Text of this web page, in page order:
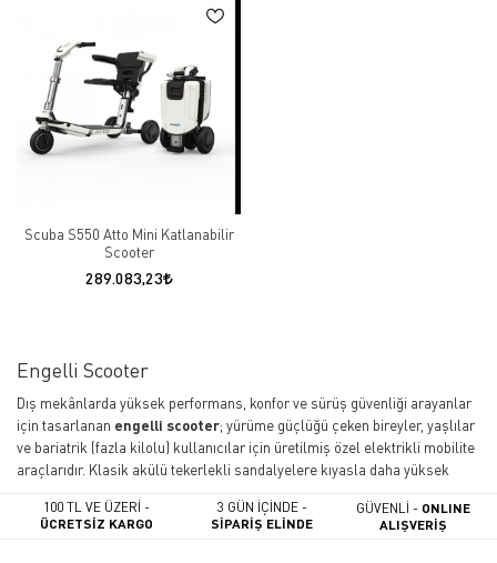
Scuba S550 Atto Mini Katlanabilir
Scooter
289.083,23
Engelli Scooter
Dış mekânlarda yüksek performans, konfor ve sürüş güvenliği arayanlar
için tasarlanan engelli scooter; yürüme güçlüğü çeken bireyler, yaşlılar
ve bariatrik (fazla kilolu) kullanıcılar için üretilmiş özel elektrikli mobilite
araçlarıdır. Klasik akülü tekerlekli sandalyelere kıyasla daha yüksek
sarsıntılarını emen gelişmiş süspansiyon sistemlerine sahiptir.
100 TL VE ÜZERİ -
ÜCRETSİZ KARGO
3 GÜN İÇİNDE -
SİPARİŞ ELİNDE
GÜVENLİ - ONLINE
ALIŞVERİŞ